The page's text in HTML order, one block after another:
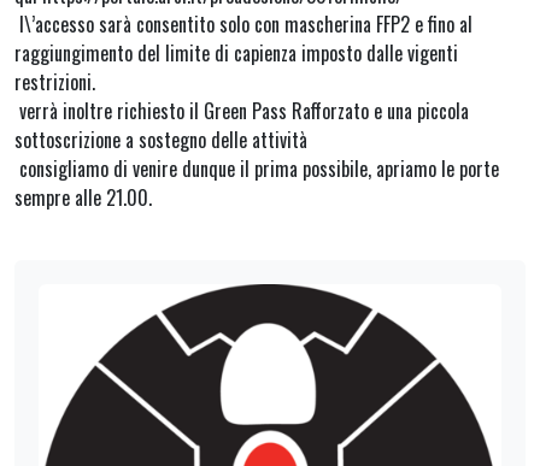
l\’accesso sarà consentito solo con mascherina FFP2 e fino al
raggiungimento del limite di capienza imposto dalle vigenti
restrizioni.
verrà inoltre richiesto il Green Pass Rafforzato e una piccola
sottoscrizione a sostegno delle attività
consigliamo di venire dunque il prima possibile, apriamo le porte
sempre alle 21.00.